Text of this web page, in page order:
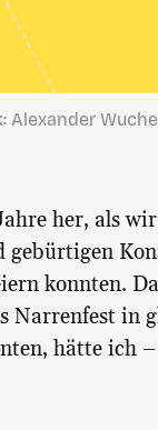
Alexander
her, als
konnten.
Narrenfest in
hätte ich